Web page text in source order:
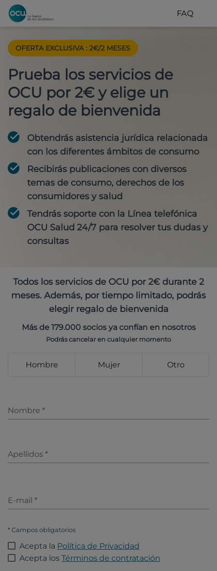
FAQ
OFERTA EXCLUSIVA : 2€/2 MESES
Prueba los servicios de
OCU por 2€ y elige un
regalo de bienvenida
Obtendrás asistencia jurídica relacionada
con los diferentes ámbitos de consumo
Recibirás publicaciones con diversos
temas de consumo, derechos de los
consumidores y salud
Tendrás soporte con la Línea telefónica
OCU Salud 24/7 para resolver tus dudas y
consultas
Todos los servicios de OCU por 2€ durante 2
meses. Además, por tiempo limitado, podrás
elegir regalo de bienvenida
Más de 179.000 socios ya confían en nosotros
Podrás cancelar en cualquier momento
Hombre Mujer Otro
Nombre *
Apellidos *
E-mail *
* Campos obligatorios
Acepta la Política de Privacidad
Acepta los Términos de contratación